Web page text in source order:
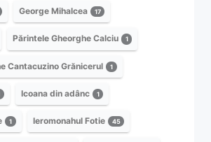
George Mihalcea 17
Părintele Gheorghe Calciu 1
Cantacuzino Grănicerul 1
Icoana din adânc 1
1 Ieromonahul Fotie 45